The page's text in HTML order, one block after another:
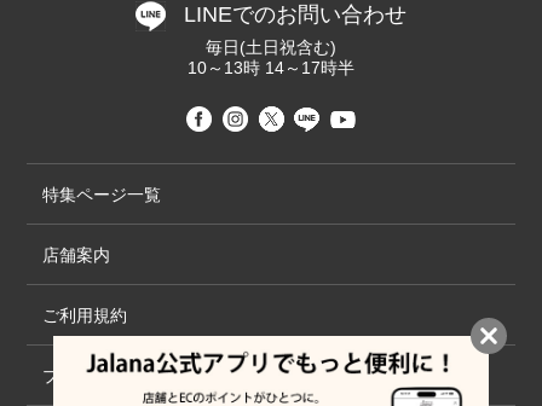
LINEでのお問い合わせ
毎日(土日祝含む)
10～13時 14～17時半
特集ページ一覧
店舗案内
ご利用規約
プライバシーポリシー